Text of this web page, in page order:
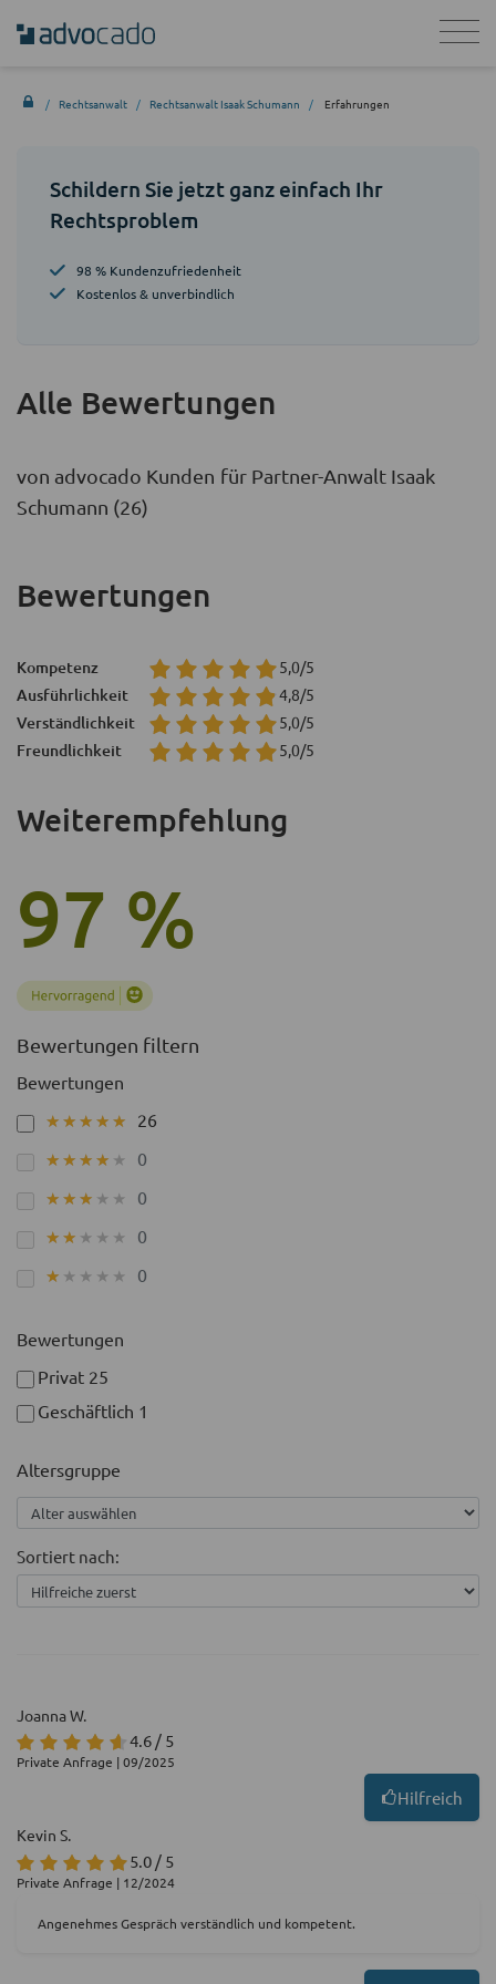
Rechtsanwalt Rechtsanwalt Isaak Schumann Erfahrungen
Schildern Sie jetzt ganz einfach Ihr
Rechtsproblem
98 % Kundenzufriedenheit
Kostenlos & unverbindlich
Alle Bewertungen
von advocado Kunden für Partner-Anwalt Isaak
Schumann (26)
Weiterempfehlung
97 %
Bewertungen
Kompetenz 5,0/5
Ausführlichkeit 4,8/5
Verständlichkeit 5,0/5
Freundlichkeit 5,0/5
Bewertungen filtern
Bewertungen
★★★★★
★★★★★ 26
★★★★★
★★★★★ 0
★★★★★
★★★★★ 0
★★★★★
★★★★★ 0
★★★★★
★★★★★ 0
Bewertungen
Privat 25
Geschäftlich 1
Altersgruppe
Sortiert nach:
Joanna W.
4.6 / 5
Private Anfrage | 09/2025
Hilfreich
Kevin S.
5.0 / 5
Private Anfrage | 12/2024
Angenehmes Gespräch verständlich und kompetent.